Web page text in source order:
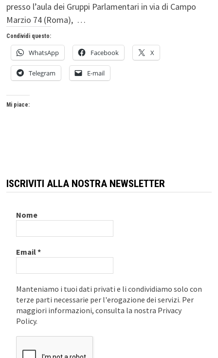
presso l’aula dei Gruppi Parlamentari in via di Campo
Marzio 74 (Roma), …
Condividi questo:
WhatsApp Facebook X
Telegram E-mail
Mi piace:
ISCRIVITI ALLA NOSTRA NEWSLETTER
Nome
Email*
Manteniamo i tuoi dati privati e li condividiamo solo con
terze parti necessarie per l'erogazione dei servizi. Per
maggiori informazioni, consulta la nostra Privacy
Policy.